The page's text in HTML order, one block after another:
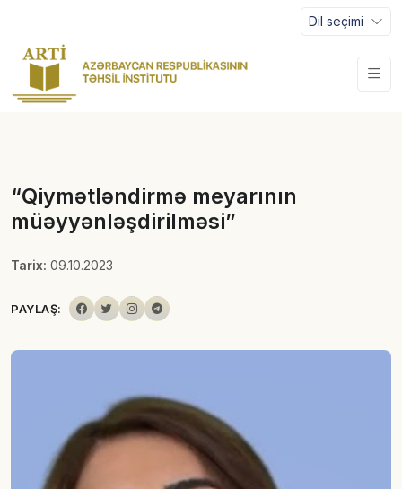
Dil seçimi
“Qiymətləndirmə meyarının
müəyyənləşdirilməsi”
Tarix: 09.10.2023
PAYLAŞ: